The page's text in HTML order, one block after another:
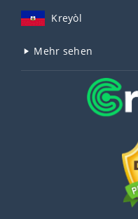
Kreyòl
Mehr sehen